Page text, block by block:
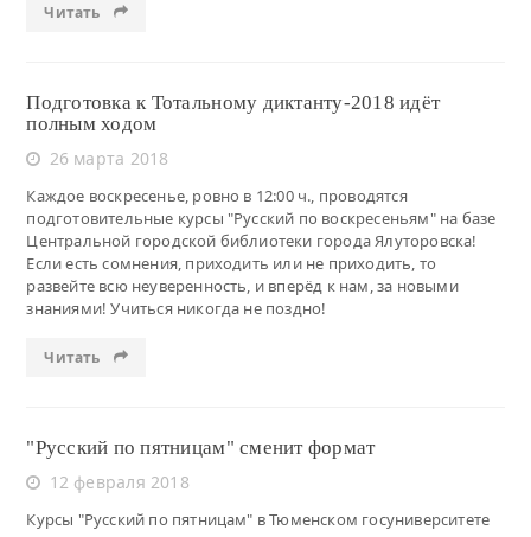
Читать
Подготовка к Тотальному диктанту-2018 идёт
полным ходом
26 марта 2018
Каждое воскресенье, ровно в 12:00 ч., проводятся
подготовительные курсы "Русский по воскресеньям" на базе
Центральной городской библиотеки города Ялуторовска!
Если есть сомнения, приходить или не приходить, то
развейте всю неуверенность, и вперёд к нам, за новыми
знаниями! Учиться никогда не поздно!
Читать
"Русский по пятницам" сменит формат
12 февраля 2018
Курсы "Русский по пятницам" в Тюменском госуниверситете